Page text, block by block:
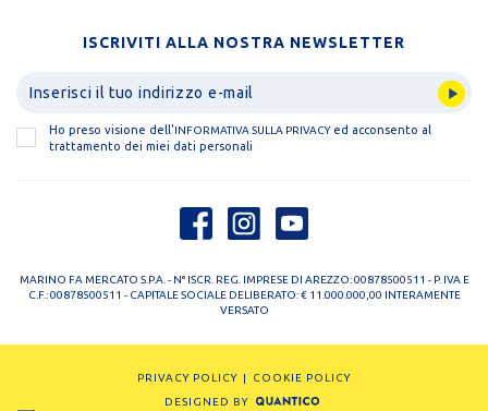
ISCRIVITI ALLA NOSTRA NEWSLETTER
Ho preso visione dell'INFORMATIVA SULLA PRIVACYed acconsento al
trattamento dei miei dati personali
MARINO FA MERCATO S.P.A. - N° ISCR. REG. IMPRESE DI AREZZO: 00878500511 - P. IVA E
C.F.: 00878500511 - CAPITALE SOCIALE DELIBERATO: € 11.000.000,00 INTERAMENTE
VERSATO
PRIVACY POLICY
COOKIE POLICY
DESIGNED BY